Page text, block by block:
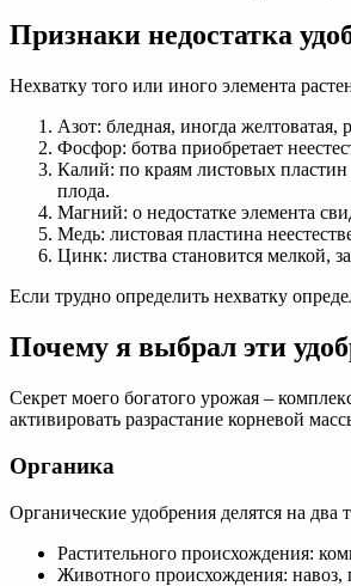
Признаки недостатка
Нехватку того или иного элемента
Азот: бледная, иногда желтоватая,
Фосфор: ботва приобретает
Калий: по краям листовых пластин
плода.
Магний: о недостатке элемента
Медь: листовая пластина
Цинк: листва становится мелкой,
Если трудно определить нехватку
Почему я выбрал эти
Секрет моего богатого урожая –
активировать разрастание корневой
Органика
Органические удобрения делятся на два
Растительного происхождения:
Животного происхождения: навоз,